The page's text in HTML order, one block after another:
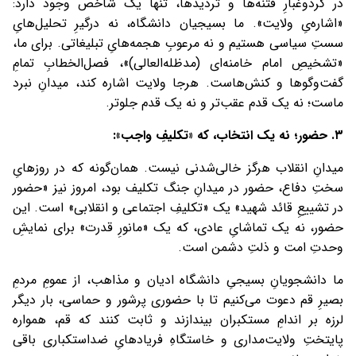
«اشاره‌یِ ولایت». ما بسیجیان دانشگاه، نه درگیرِ تحلیل‌هایِ
سستِ سیاسی هستیم و نه مرعوبِ هجمه‌هایِ تبلیغاتی. برای ما،
«تشخیصِ امام خامنه‌ای (مدظله‌العالی)»، فصل‌الخطابِ تمامِ
گفت‌وگوها و کنش‌هاست. هرجا ولایت اشاره کند، میدانِ نبرد
ماست؛ نه یک قدم عقب‌تر و نه یک قدم جلوتر.
۳. حضور؛ نه یک انتخاب، که «تکلیفِ واجب»:
میدانِ انقلاب هرگز خالی‌شدنی نیست. همان‌گونه که در روزهایِ
سختِ دفاع، حضور در میدانِ جنگ تکلیف بود، امروز نیز «حضور
در تشییعِ قائد شهید» یک «تکلیفِ اجتماعی و انقلابی» است. این
حضور، نه یک تماشایِ عادی، که یک «مانورِ قدرت» برای نمایشِ
وحدتِ امت و ذلتِ دشمن است.
ما دانشجویانِ بسیجیِ دانشگاه ادیان و مذاهب، از عمومِ مردمِ
بصیرِ قم دعوت می‌کنیم تا با حضوری پرشور و حماسی، بار دیگر
لرزه بر اندامِ مستکبران بیندازند و ثابت کنند که قم، همواره
پایتختِ ولایت‌مداری و خاستگاهِ فریادهایِ ضداستکباری باقی